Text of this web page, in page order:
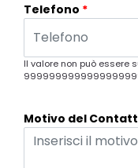
Telefono *
Il valore non può essere
Motivo del